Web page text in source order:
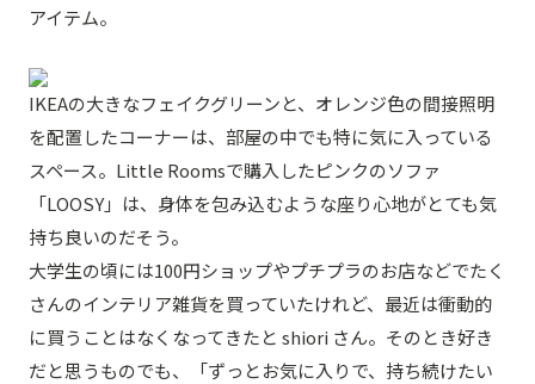
アイテム。
IKEAの大きなフェイクグリーンと、オレンジ色の間接照明
を配置したコーナーは、部屋の中でも特に気に入っている
スペース。Little Roomsで購入したピンクのソファ
「LOOSY」は、身体を包み込むような座り心地がとても気
持ち良いのだそう。
大学生の頃には100円ショップやプチプラのお店などでたく
さんのインテリア雑貨を買っていたけれど、最近は衝動的
に買うことはなくなってきたと shiori さん。そのとき好き
だと思うものでも、「ずっとお気に入りで、持ち続けたい